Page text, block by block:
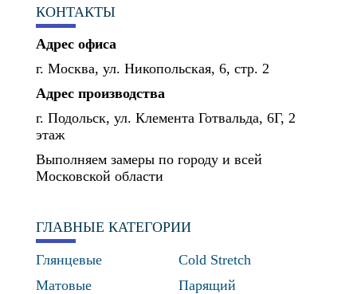
КОНТАКТЫ
Адрес офиса
г. Москва, ул. Никопольская, 6, стр. 2
Адрес производства
г. Подольск, ул. Клемента Готвальда, 6Г, 2
этаж
Выполняем замеры по городу и всей
Московской области
ГЛАВНЫЕ КАТЕГОРИИ
Глянцевые
Матовые
Cold Stretch
Парящий